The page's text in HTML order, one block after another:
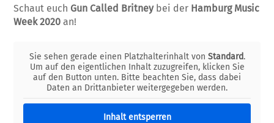
Schaut euch Gun Called Britney bei der Hamburg Music
Week 2020an!
Sie sehen gerade einen Platzhalterinhalt von Standard.
Um auf den eigentlichen Inhalt zuzugreifen, klicken Sie
auf den Button unten. Bitte beachten Sie, dass dabei
Daten an Drittanbieter weitergegeben werden.
Inhalt entsperren